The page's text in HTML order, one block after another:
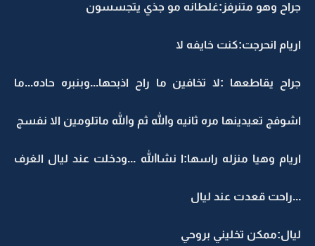
جراح وهو متنرفز:غلطانه مو جذي يتجسسون
اريام انحرجت:كنت خايفه لا
جراح يقاطعها :لا تخافين ما راح اذبحها...وبنبره حاده...ما
اشوفج تعيدينها مره ثانيه والله ثم والله ماتلومين الا نفسج
اريام وهيا منزله راسها:ا نشاالله ...ودخلت عند ليال الغرف
...راحت قعدت عند ليال
ليال:ممكن تخليني بروحي